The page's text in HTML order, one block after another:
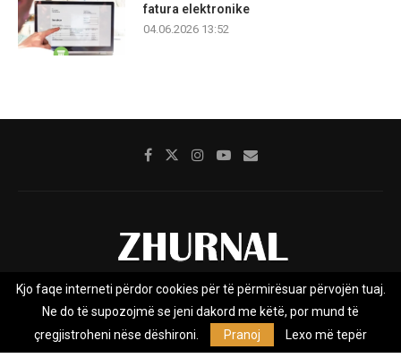
fatura elektronike
04.06.2026 13:52
Rreth nesh Impresumi Marketing
Privacy Policy
Zhurnal.mk është Agjenci e Lajmeve e pavarur, e themeluar në vitin
Kjo faqe interneti përdor cookies për të përmirësuar përvojën tuaj.
Ne do të supozojmë se jeni dakord me këtë, por mund të
çregjistroheni nëse dëshironi.
Pranoj Lexo më tepër